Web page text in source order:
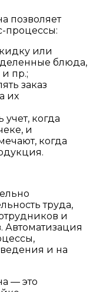
позволяет
процессы:
или
блюда,
пр.;
заказ
их
учет, когда
и
когда
труда,
и
Автоматизация
и на
— это